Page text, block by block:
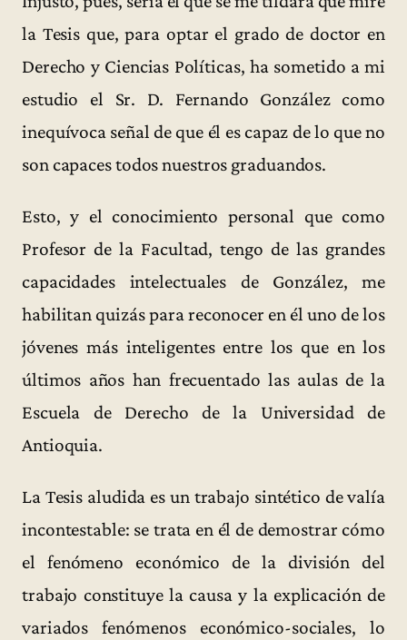
la Tesis que, para optar el grado de doctor en
Derecho y Ciencias Políticas, ha sometido a mi
estudio el Sr. D. Fernando González como
inequívoca señal de que él es capaz de lo que no
son capaces todos nuestros graduandos.
Esto, y el conocimiento personal que como
Profesor de la Facultad, tengo de las grandes
capacidades intelectuales de González, me
habilitan quizás para reconocer en él uno de los
jóvenes más inteligentes entre los que en los
últimos años han frecuentado las aulas de la
Escuela de Derecho de la Universidad de
Antioquia.
La Tesis aludida es un trabajo sintético de valía
incontestable: se trata en él de demostrar cómo
el fenómeno económico de la división del
trabajo constituye la causa y la explicación de
variados fenómenos económico-sociales, lo